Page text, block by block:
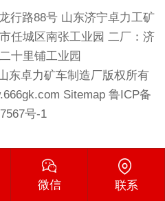
行路88号 山东济宁卓力工矿
任城区南张工业园 二厂：济
十里铺工业园
东卓力矿车制造厂版权所有
Sitemap 鲁ICP备
号-1
微信 联系